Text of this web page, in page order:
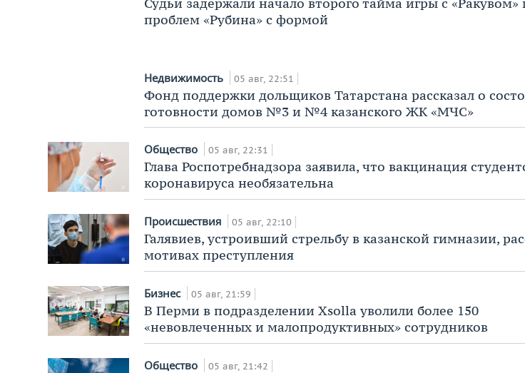
проблем «Рубина» с формой
Недвижимость 05 авг, 22:51
Фонд поддержки дольщиков Татарстана рассказал о
готовности домов №3 и №4 казанского ЖК «МЧС»
Общество 05 авг, 22:31
Глава Роспотребнадзора заявила, что вакцинация
коронавируса необязательна
Происшествия 05 авг, 22:10
Галявиев, устроивший стрельбу в казанской гимназии,
мотивах преступления
Бизнес 05 авг, 21:59
В Перми в подразделении Xsolla уволили более 150
«невовлеченных и малопродуктивных» сотрудников
Общество 05 авг, 21:42